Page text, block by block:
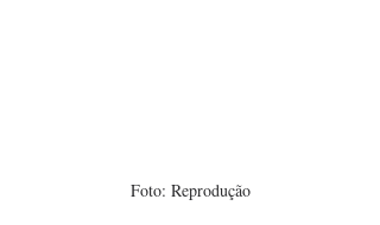
Foto: Reprodução